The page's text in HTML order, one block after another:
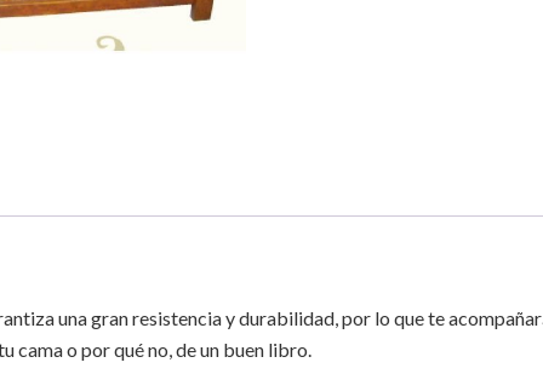
una gran resistencia y durabilidad, por lo que te
cama o por qué no, de un buen libro.